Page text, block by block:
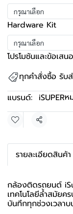
กรุณาเลือก
Hardware Kit
กรุณาเลือก
โปรโมชันและข้อเส
ทุกคำสั่งซื้อ รับ
แบรนด์: iSUPERห
แชร์
รายละเอียดสินค้า
กล้องติดรถยนต์
เทคโนโลยีล้ำสมัย
บันทึกทุกช่วงเวลา